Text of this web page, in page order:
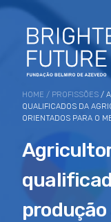
HOME / PROFISSÕES /
QUALIFICADOS DA
ORIENTADOS PARA O